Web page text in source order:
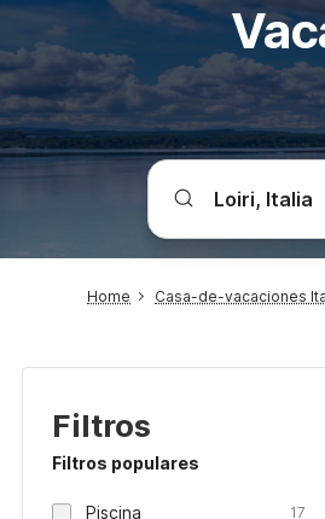
Home Casa-de-vacaciones
Filtros
Filtros populares
Piscina 17